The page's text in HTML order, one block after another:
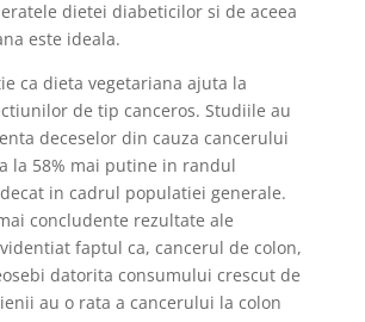
dietei diabeticilor si de aceea
este ideala.
ca dieta vegetariana ajuta la
de tip canceros. Studiile au
deceselor din cauza cancerului
la 58% mai putine in randul
in cadrul populatiei generale.
concludente rezultate ale
faptul ca, cancerul de colon,
datorita consumului crescut de
au o rata a cancerului la colon